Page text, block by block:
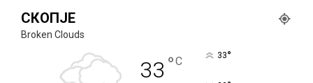
СКОПЈЕ
Broken Clouds
33 °C 33°